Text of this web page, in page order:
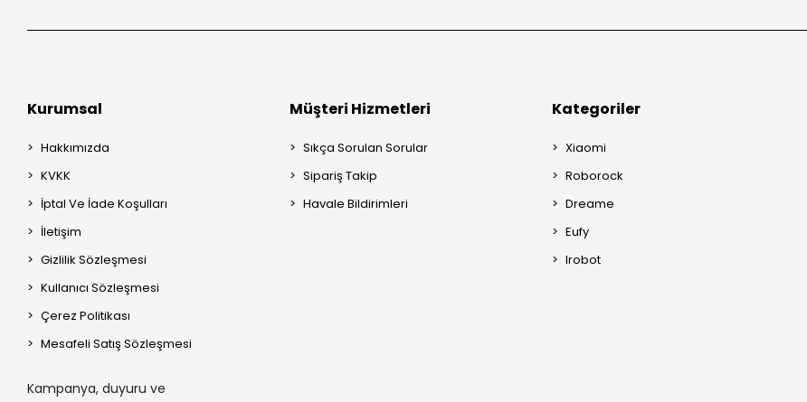
Kurumsal
Hakkımızda
KVKK
İptal Ve İade Koşulları
İletişim
Gizlilik Sözleşmesi
Kullanıcı Sözleşmesi
Çerez Politikası
Mesafeli Satış Sözleşmesi
Kampanya, duyuru ve
Müşteri Hizmetleri
Sıkça Sorulan Sorular
Sipariş Takip
Havale Bildirimleri
Kategoriler
Xiaomi
Roborock
Dreame
Eufy
Irobot